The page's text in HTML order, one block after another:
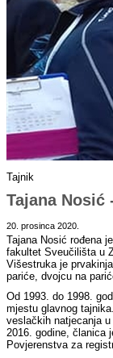
Tajnik
Tajana Nosić
20. prosinca 2020.
Tajana Nosić rođena
fakultet Sveučilišta u
Višestruka je
pariće, dvojcu na
Od 1993. do 1998.
mjestu glavnog
veslačkih natjecanja
2016. godine, članica
Povjerenstva za